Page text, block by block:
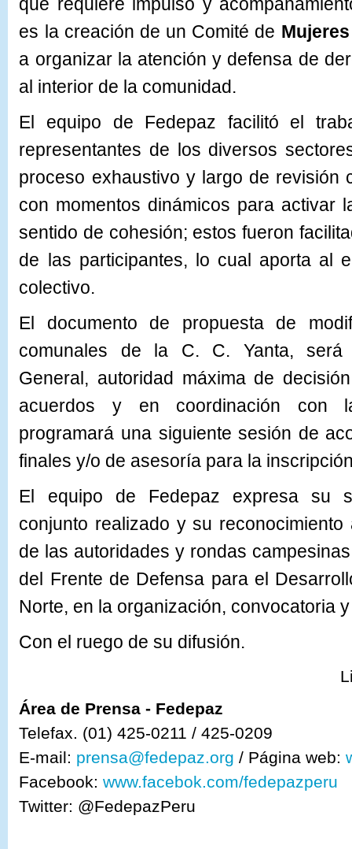
es la creación de un Comité de Mujeres
a organizar la atención y defensa de
al interior de la comunidad.
El equipo de Fedepaz facilitó el
representantes de los diversos
proceso exhaustivo y largo de revisión
con momentos dinámicos para activar
sentido de cohesión; estos fueron
de las participantes, lo cual aporta al
colectivo.
El documento de propuesta de
comunales de la C. C. Yanta, será
General, autoridad máxima de
acuerdos y en coordinación con
programará una siguiente sesión de
finales y/o de asesoría para la
El equipo de Fedepaz expresa su
conjunto realizado y su
de las autoridades y rondas
del Frente de Defensa para el
Norte, en la organización, convocatoria
Con el ruego de su difusión.
Área de Prensa - Fedepaz
Telefax. (01) 425-0211 / 425-0209
E-mail: prensa@fedepaz.org / Página web:
Facebook:www.facebok.com/fedepazperu
Twitter: @FedepazPeru